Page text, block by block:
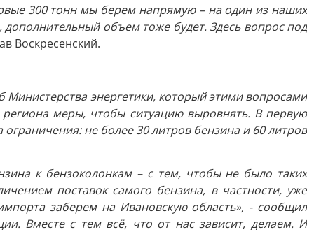
300 тонн мы берем напрямую – на один из наших
дополнительный объем тоже будет. Здесь вопрос под
Воскресенский.
энергетики, который этими вопросами
региона меры, чтобы ситуацию выровнять. В первую
не более 30 литров бензина и 60 литров
к бензоколонкам – с тем, чтобы не было таких
поставок самого бензина, в частности, уже
заберем на Ивановскую область», - сообщил
Вместе с тем всё, что от нас зависит, делаем. И